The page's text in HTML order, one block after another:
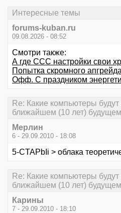
Интересные темы
forums-kuban.ru
09.08.2026 - 08:52
Смотри также:
А где ССС настройки свои
Попытка скромного апгрейда
Офф. С праздником
Re: Какие компьютеры
ближайшем (10 лет)
Мерлин
6 - 29.09.2010 - 18:08
5-CTAPbIi > облака
Re: Какие компьютеры
ближайшем (10 лет)
Карины
7 - 29.09.2010 - 18:10